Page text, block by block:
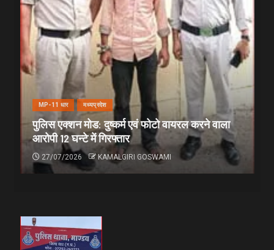
MP-11 धार मध्यप्रदेश
पुलिस एक्शन मोड: दुष्कर्म एवं फोटो वायरल करने वाला
आरोपी 12 घन्टे में गिरफ्तार
27/07/2026 KAMALGIRI GOSWAMI